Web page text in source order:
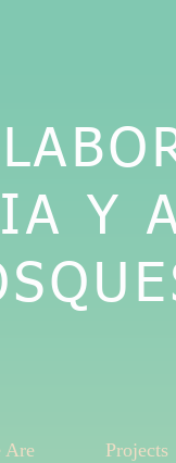
Y
Are Projects